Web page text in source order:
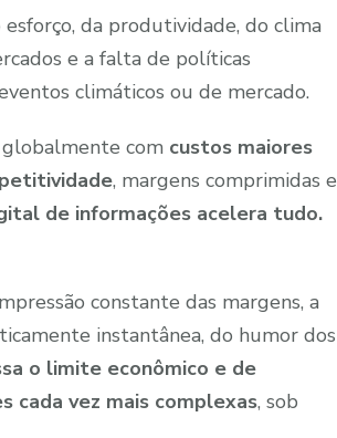
da produtividade, do clima
e a falta de políticas
climáticos ou de mercado.
com custos maiores
, margens comprimidas e
de informações acelera tudo.
constante das margens, a
instantânea, do humor dos
o limite econômico e de
cada vez mais complexas, sob